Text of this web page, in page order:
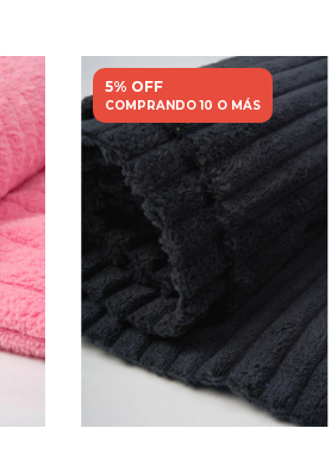
5% OFF
COMPRANDO 10 O MÁS